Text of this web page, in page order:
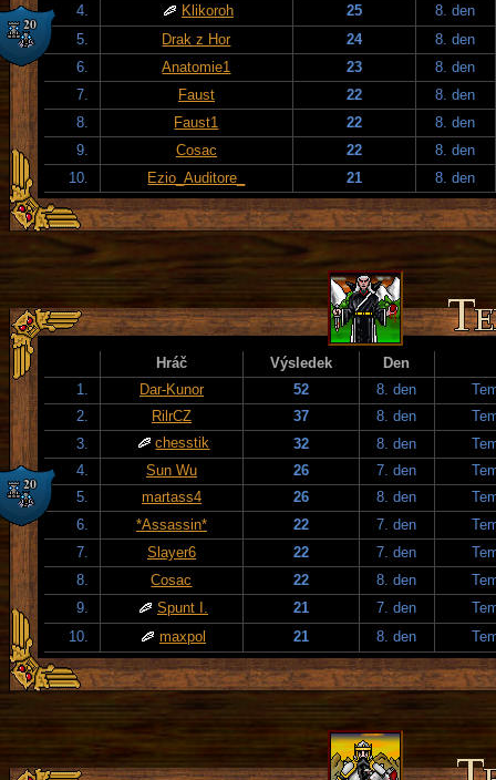
4.
Klikoroh 25
8. den
5.
Drak z Hor 24
8. den
6.
Anatomie1 23
8. den
7.
Faust 22
8. den
8.
Faust1 22
8. den
9.
Cosac 22
8. den
10.
Ezio_Auditore_ 21 8. den
Hráč Výsledek
Den
1.
Dar-Kunor 52 8. den
2.
RilrCZ 37 8. den
3.
chesstik 32 8. den
4.
Sun Wu 26 7. den
5.
martass4 26 8. den
6.
*Assassin* 22 7. den
7.
Slayer6 22 7. den
8.
Cosac 22 8. den
9.
Spunt I. 21 7. den
10.
maxpol 21 8. den